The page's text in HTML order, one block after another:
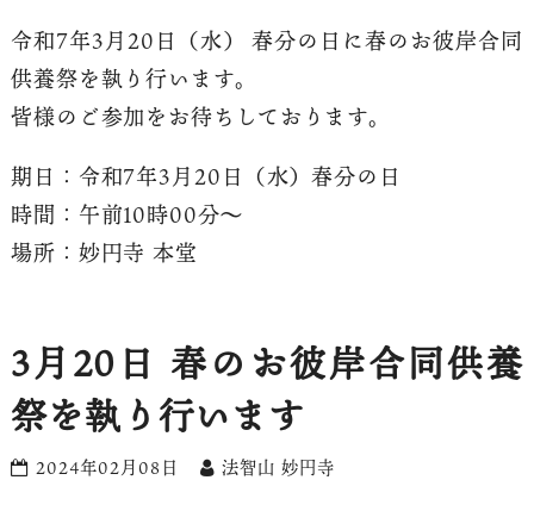
令和7年3月20日（水） 春分の日に春のお彼岸合同
供養祭を執り行います。
皆様のご参加をお待ちしております。
期日：令和7年3月20日（水）春分の日
時間：午前10時00分〜
場所：妙円寺 本堂
3月20日 春のお彼岸合同供養
祭を執り行います
2024年02月08日 法智山 妙円寺